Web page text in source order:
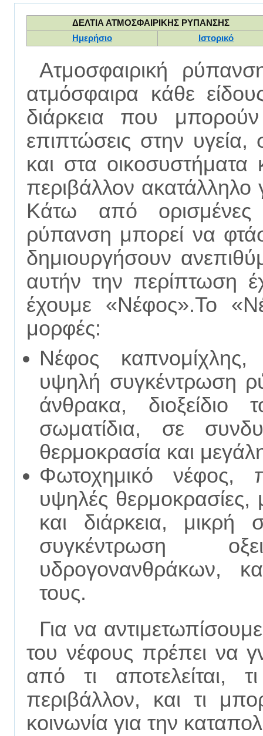
ΔΕΛΤΙΑ ΑΤΜΟΣΦΑΙΡΙΚΗΣ ΡΥΠΑΝΣΗΣ
Ημερήσιο
Ιστορικό
Ατμοσφαιρική
ατμόσφαιρα κάθε
διάρκεια που
επιπτώσεις στην
και στα οικοσυστήματα
περιβάλλον ακατάλληλο
Κάτω από ορισμένες
ρύπανση μπορεί να
δημιουργήσουν
αυτήν την περίπτωση
έχουμε «Νέφος».Το
μορφές:
Νέφος καπνομίχλης,
υψηλή συγκέντρωση
άνθρακα, διοξείδιο
σωματίδια, σε
θερμοκρασία και
Φωτοχημικό νέφος,
υψηλές θερμοκρασίες,
και διάρκεια, μικρή
συγκέντρωση
υδρογονανθράκων,
τους.
Για να
του νέφους πρέπει να
από τι αποτελείται,
περιβάλλον, και τι
κοινωνία για την